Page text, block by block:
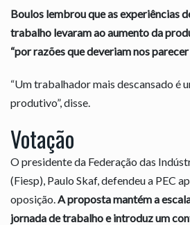
Boulos lembrou que as experiências
trabalho levaram ao aumento da
“por razões que deveriam nos parecer
“Um trabalhador mais descansado é
produtivo”, disse.
Votação
O presidente da Federação das
(Fiesp), Paulo Skaf, defendeu a PEC
oposição.A proposta mantém a
jornada de trabalho e introduz um